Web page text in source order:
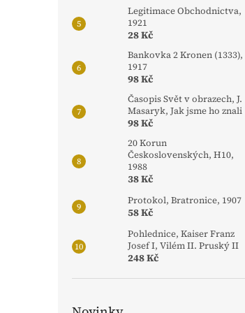
Legitimace Obchodnictva,
1921
28 Kč
Bankovka 2 Kronen (1333),
1917
98 Kč
Časopis Svět v obrazech, J.
Masaryk, Jak jsme ho znali
98 Kč
20 Korun
Československých, H10,
1988
38 Kč
Protokol, Bratronice, 1907
58 Kč
Pohlednice, Kaiser Franz
Josef I, Vilém II. Pruský II
248 Kč